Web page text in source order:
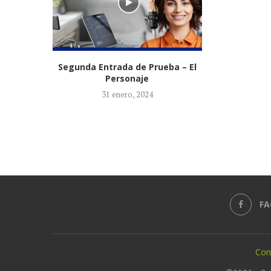
Segunda Entrada de Prueba – El
Personaje
31 enero, 2024